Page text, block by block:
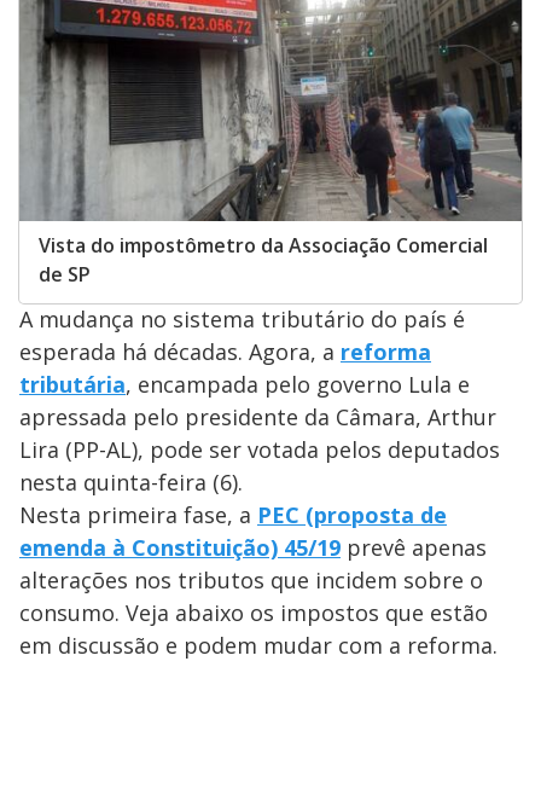
Vista do impostômetro da Associação Comercial
de SP
A mudança no sistema tributário do país é
esperada há décadas. Agora, a reforma
tributária, encampada pelo governo Lula e
apressada pelo presidente da Câmara, Arthur
Lira (PP-AL), pode ser votada pelos deputados
nesta quinta-feira (6).
Nesta primeira fase, a PEC (proposta de
emenda à Constituição) 45/19 prevê apenas
alterações nos tributos que incidem sobre o
consumo. Veja abaixo os impostos que estão
em discussão e podem mudar com a reforma.